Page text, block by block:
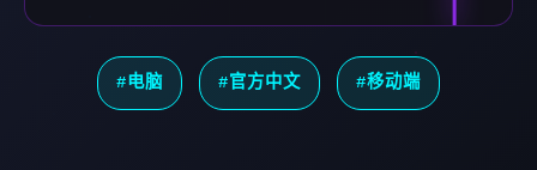
#电脑 #官方中文 #移动端